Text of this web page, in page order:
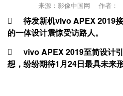
来源：影像中国网 作者：

待发新机vivo APEX 2019
的一体设计震惊受访路人。

vivo APEX 2019至简设计
想，纷纷期待1月24日最具未来